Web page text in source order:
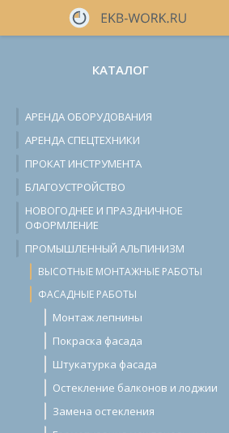
КАТАЛОГ
АРЕНДА ОБОРУДОВАНИЯ
АРЕНДА СПЕЦТЕХНИКИ
ПРОКАТ ИНСТРУМЕНТА
БЛАГОУСТРОЙСТВО
НОВОГОДНЕЕ И ПРАЗДНИЧНОЕ
ОФОРМЛЕНИЕ
ПРОМЫШЛЕННЫЙ АЛЬПИНИЗМ
ВЫСОТНЫЕ МОНТАЖНЫЕ РАБОТЫ
ФАСАДНЫЕ РАБОТЫ
Монтаж лепнины
Покраска фасада
Штукатурка фасада
Остекление балконов и лоджии
Замена остекления